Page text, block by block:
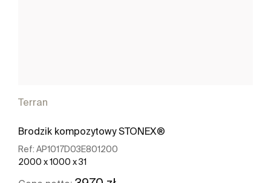
Terran
Brodzik kompozytowy STONEX®
Ref: AP1017D03E801200
2000 x 1000 x 31